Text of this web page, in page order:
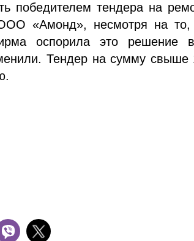
победителем тендера на
«Амонд», несмотря на то,
оспорила это решение
Тендер на сумму